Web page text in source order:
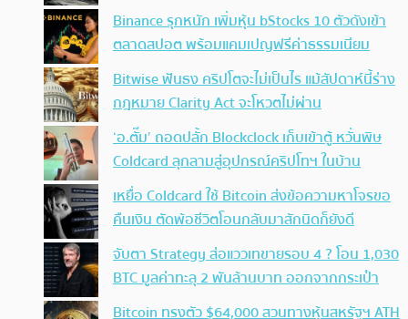
Binance รุกหนัก เพิ่มหุ้น bStocks 10 ตัวดังเข้า
ตลาดสปอต พร้อมแคมเปญฟรีค่าธรรมเนียม
Bitwise ฟันธง คริปโตจะไม่เป็นไร แม้สัปดาห์นี้ร่าง
กฎหมาย Clarity Act จะโหวตไม่ผ่าน
‘อ.ตั๊ม’ ถอดปลั้ก Blockclock เก็บเข้าตู้ หวั่นพิษ
Coldcard ลุกลามสู่อุปกรณ์คริปโทฯ ในบ้าน
เหยื่อ Coldcard ใช้ Bitcoin ส่งข้อความหาโจรขอ
คืนเงิน ตัดพ้อชีวิตโอนกลับมาสักนิดก็ยังดี
จับตา Strategy ส่อแววเทขายรอบ 4 ? โอน 1,030
BTC มูลค่าทะลุ 2 พันล้านบาท ออกจากกระเป๋า
Bitcoin ทรงตัว $64,000 สวนทางหุ้นสหรัฐฯ ATH